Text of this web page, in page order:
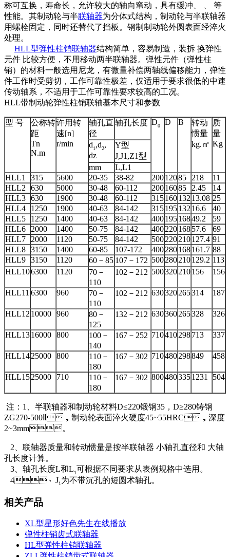
称可互换，寿命长，允许较大的轴向窜动，具有缓冲、 、 等
性能。其制动轮与半联轴器为分体式结构，制动轮与半联轴器
用螺栓固定，同时还替代了挡板。钢制制动轮外圆表面经淬火
处理。
HLL型弹性柱销联轴器结构简单，容易制造，装拆 换弹性
元件 比较方便，不用移动两半联轴器。弹性元件（弹性柱
销）的材料一般选用尼龙，有微量补偿两轴线偏移能力，弹性
件工作时受剪切，工作可靠性极差，仅适用于要求很低的中速
传动轴系，不适用于工作可靠性要求较高的工况。
HLL带制动轮弹性柱销联轴基本尺寸和参数
型 号
公称转
距
Tn
N.m
许用转
速[n]
r/min
轴孔直
径
轴孔长度 D0 D B
转动
惯量
kg.㎡
质
量
Kg
d1 ,d2,
dz
Y型
J,J1,Z1型
mm
L,L1
HLL1
315 5600 20-35 38-82 20012085 218
11
HLL2 630 5000 30-48 60-112 20016085 2.45
14
HLL3 630 1900 30-48 60-112 31516013213.08 25
HLL4
1250 1900 40-63 84-142 31519513216.6
40
HLL5
1250 1400 40-63 84-142 40019516849.2
59
HLL6 2000 1400 50-75 84-142 40022016857.6
69
HLL7 2000 1120 50-75 84-142 500220210127.4 91
HLL8 3150 1400 60-85 107-172 400280168161.7 88
HLL9 3150 1120 60－85 107－172 500280210129.2 113
HLL106300 1120
70－
110
102－212 500320210156 156
HLL11 6300 960
70－
110
102－212 630320265314 187
HLL1210000 960
80－
125
132－212 630360265328 326
HLL1316000 800
100－
140
167－252 710410298713 337
HLL1425000 800
110－
180
167－302 710480298849 458
HLL1525000 710
110－
180
167－302 8004803351231 504
注：1、半联轴器和制动轮材料D≤220锻钢35，D≥280铸钢
ZG270-500Ⅱ，制动轮表面淬火硬度45~55HRC，深度
2~3mm。
2、联轴器质量和转动惯量是按半联轴器 小轴孔直径和 大轴
孔长度计算。
3、轴孔长度L和L1可根据不同要求从表例规格中选用。
4、J1 为不带沉孔的短圆术轴孔。
相关产品
XL型星形好色先生在线播放
弹性柱销齿式联轴器
HL型弹性柱销联轴器